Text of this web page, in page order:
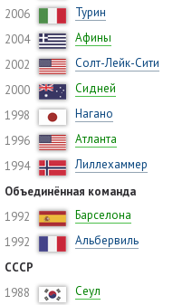
2006
Турин
2004
Афины
2002
Солт-Лейк-Сити
2000
Сидней
1998
Нагано
1996
Атланта
1994
Лиллехаммер
Объединённая команда
1992
Барселона
1992
Альбервиль
СССР
1988
Сеул